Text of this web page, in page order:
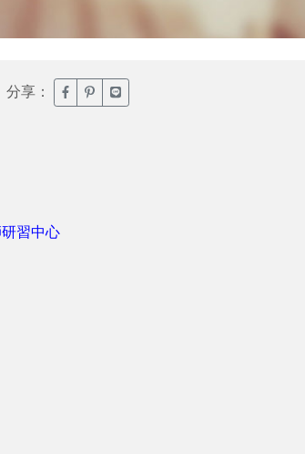
分享： 臉書分享(另開新視窗)
噗浪分享(另開新視窗)
Line分享(另開新視窗)
習中心